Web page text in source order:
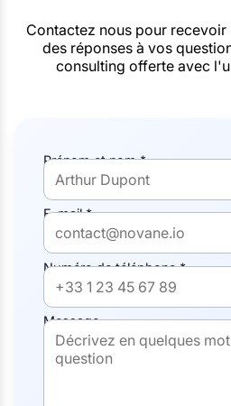
Contactez nous pour recevoir
des réponses à vos
consulting offerte avec
Prénom et nom *
E-mail *
Numéro de téléphone *
Message